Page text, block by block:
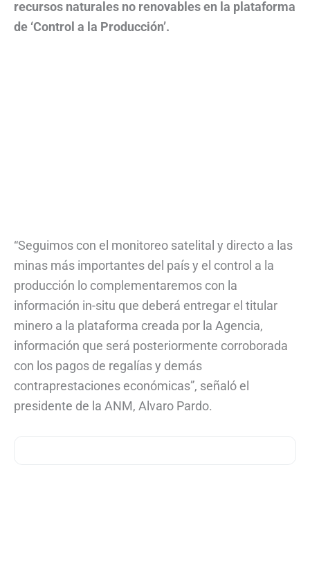
recursos naturales no renovables en la plataforma
de ‘Control a la Producción’.
“Seguimos con el monitoreo satelital y directo a las
minas más importantes del país y el control a la
producción lo complementaremos con la
información in-situ que deberá entregar el titular
minero a la plataforma creada por la Agencia,
información que será posteriormente corroborada
con los pagos de regalías y demás
contraprestaciones económicas”, señaló el
presidente de la ANM, Alvaro Pardo.